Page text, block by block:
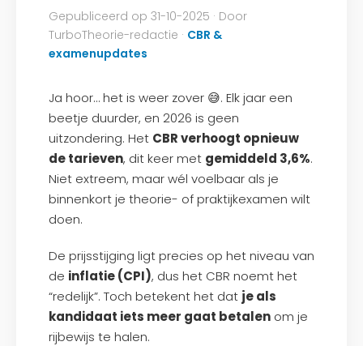
Gepubliceerd op 31-10-2025 · Door
TurboTheorie-redactie · CBR &
examenupdates
Ja hoor… het is weer zover 😅. Elk jaar een
beetje duurder, en 2026 is geen
uitzondering. Het CBR verhoogt opnieuw
de tarieven, dit keer met gemiddeld 3,6%.
Niet extreem, maar wél voelbaar als je
binnenkort je theorie- of praktijkexamen wilt
doen.
De prijsstijging ligt precies op het niveau van
de inflatie (CPI), dus het CBR noemt het
“redelijk”. Toch betekent het dat je als
kandidaat iets meer gaat betalen om je
rijbewijs te halen.